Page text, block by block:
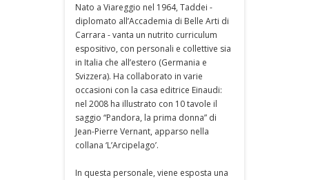
Nato a Viareggio nel 1964, Taddei -
diplomato all’Accademia di Belle Arti di
Carrara - vanta un nutrito curriculum
espositivo, con personali e collettive sia
in Italia che all’estero (Germania e
Svizzera). Ha collaborato in varie
occasioni con la casa editrice Einaudi:
nel 2008 ha illustrato con 10 tavole il
saggio “Pandora, la prima donna” di
Jean-Pierre Vernant, apparso nella
collana ‘L’Arcipelago’.
In questa personale, viene esposta una